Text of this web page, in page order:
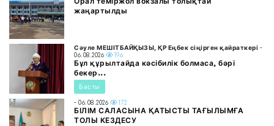
жаңартылды
Сәуле МЕШІТБАЙҚЫЗЫ, ҚР Еңбек сіңірген қайраткері -
06.08.2026
196
Бұл құрылтайда кәсібилік болмаса, бәрі
бекер...
Басты
- 06.08.2026 172
БІЛІМ САЛАСЫНА ҚАТЫСТЫ ТАҒЫЛЫМҒА
ТОЛЫ КЕЗДЕСУ